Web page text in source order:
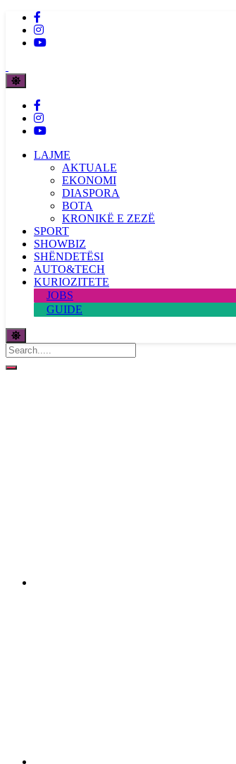
LAJME
AKTUALE
EKONOMI
DIASPORA
BOTA
KRONIKË E ZEZË
SPORT
SHOWBIZ
SHËNDETËSI
AUTO&TECH
KURIOZITETE
JOBS
GUIDE